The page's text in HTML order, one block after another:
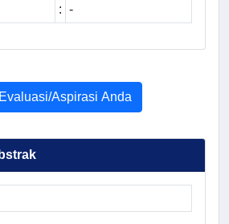
: -
Aspirasi Anda